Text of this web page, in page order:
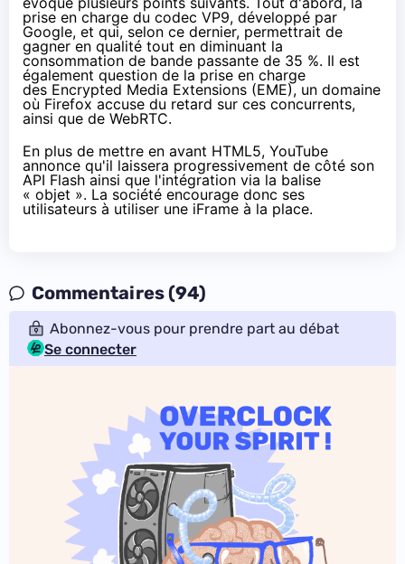
prise en charge du codec VP9, développé par
Google, et qui, selon ce dernier, permettrait de
gagner en qualité tout en diminuant la
consommation de bande passante de 35 %. Il est
également question de la prise en charge
des Encrypted Media Extensions (EME), un domaine
où Firefox accuse du retard sur ces concurrents,
ainsi que de WebRTC.
En plus de mettre en avant HTML5, YouTube
annonce qu'il laissera progressivement de côté son
API Flash ainsi que l'intégration via la balise
« objet ». La société encourage donc ses
utilisateurs à utiliser une iFrame à la place.
Commentaires (94)
Abonnez-vous pour prendre part au débat
Se connecter